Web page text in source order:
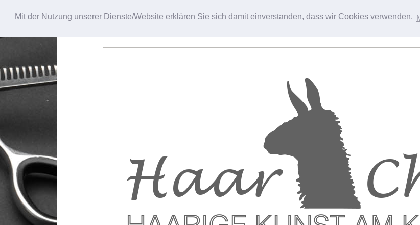
Mit der Nutzung unserer Dienste/Website erklären Sie sich damit einverstanden, dass wir Cookies verwenden.
Über